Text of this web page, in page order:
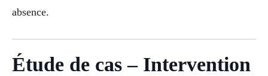
absence.
Étude de cas – Intervention